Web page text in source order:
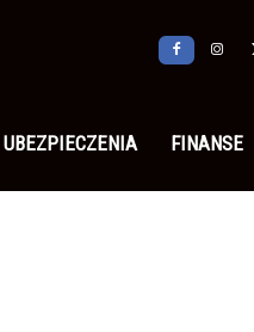
UBEZPIECZENIA FINANSE